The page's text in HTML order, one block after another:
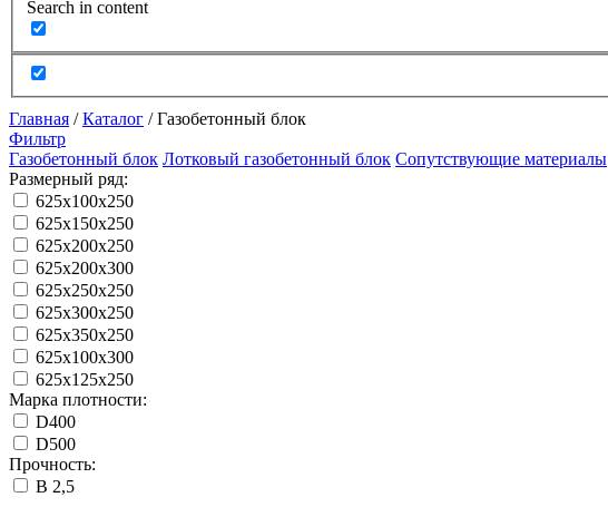
Search in content
Главная /Каталог /Газобетонный блок
Фильтр
Газобетонный блок Лотковый газобетонный блок Сопутствующие материалы
Размерный ряд:
625x100x250
625x150x250
625x200x250
625x200x300
625x250x250
625x300x250
625x350x250
625x100x300
625x125x250
Марка плотности:
D400
D500
Прочность:
B 2,5